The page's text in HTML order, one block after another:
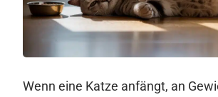
Wenn eine Katze anfängt, an